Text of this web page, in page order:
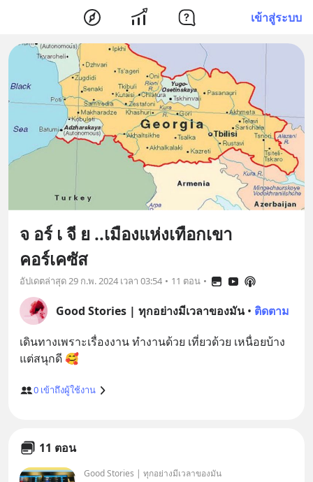
เข้าสู่ระบบ
จ อร์ เ จี ย ..เมืองแห่งเทือกเขา
คอร์เคซัส
อัปเดตล่าสุด29 ก.พ. 2024 เวลา 03:54 • 11 ตอน •
Good Stories | ทุกอย่างมีเวลาของมัน • ติดตาม
เดินทางเพราะเรื่องงาน ทำงานด้วย เที่ยวด้วย เหนื่อยบ้าง
0 เข้าถึงผู้ใช้งาน
11 ตอน
Good Stories | ทุกอย่างมีเวลาของมัน